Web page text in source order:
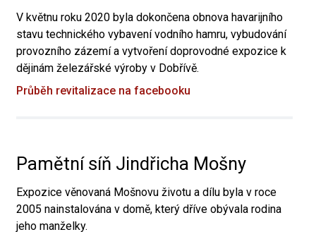
V květnu roku 2020 byla dokončena obnova havarijního
stavu technického vybavení vodního hamru, vybudování
provozního zázemí a vytvoření doprovodné expozice k
dějinám železářské výroby v Dobřívě.
Průběh revitalizace na facebooku
Pamětní síň Jindřicha Mošny
Expozice věnovaná Mošnovu životu a dílu byla v roce
2005 nainstalována v domě, který dříve obývala rodina
jeho manželky.